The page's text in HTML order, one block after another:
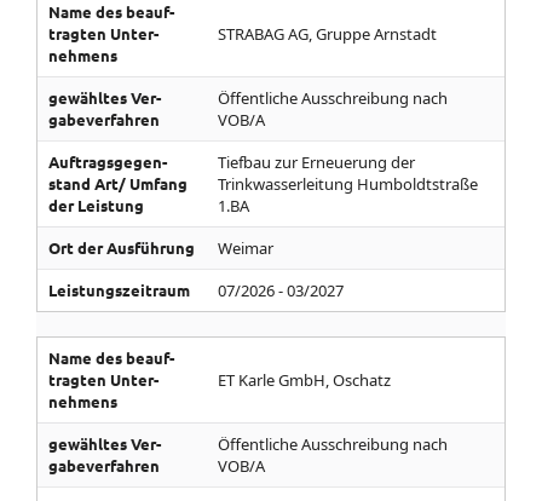
Name des be­auf­
tragten Unter­
nehmens
STRABAG AG, Gruppe Arnstadt
gewähltes Ver­
gabe­ver­fahren
Öffentliche Ausschreibung nach
VOB/A
Auf­trags­gegen­
stand­ Art/­ Umfang
der Leistung
Tiefbau zur Erneuerung der
Trinkwasserleitung Humboldtstraße
1.BA
Ort der Aus­führung Weimar
Leistungs­zeitraum 07/2026 - 03/2027
Name des be­auf­
tragten Unter­
nehmens
ET Karle GmbH, Oschatz
gewähltes Ver­
gabe­ver­fahren
Öffentliche Ausschreibung nach
VOB/A